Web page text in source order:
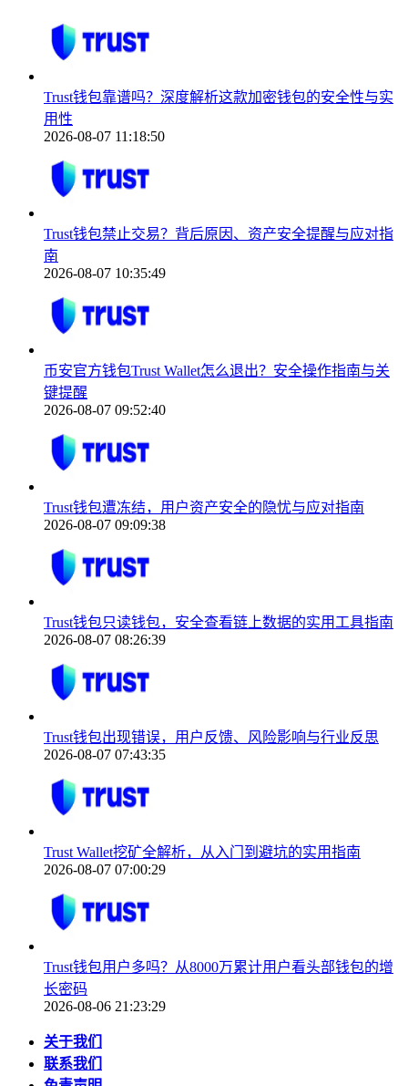
Trust钱包靠谱吗？深度解析这款加密钱包的安全性与实
用性
2026-08-07 11:18:50
Trust钱包禁止交易？背后原因、资产安全提醒与应对指
南
2026-08-07 10:35:49
币安官方钱包Trust Wallet怎么退出？安全操作指南与关
键提醒
2026-08-07 09:52:40
Trust钱包遭冻结，用户资产安全的隐忧与应对指南
2026-08-07 09:09:38
Trust钱包只读钱包，安全查看链上数据的实用工具指南
2026-08-07 08:26:39
Trust钱包出现错误，用户反馈、风险影响与行业反思
2026-08-07 07:43:35
Trust Wallet挖矿全解析，从入门到避坑的实用指南
2026-08-07 07:00:29
Trust钱包用户多吗？从8000万累计用户看头部钱包的增
长密码
2026-08-06 21:23:29
关于我们
联系我们